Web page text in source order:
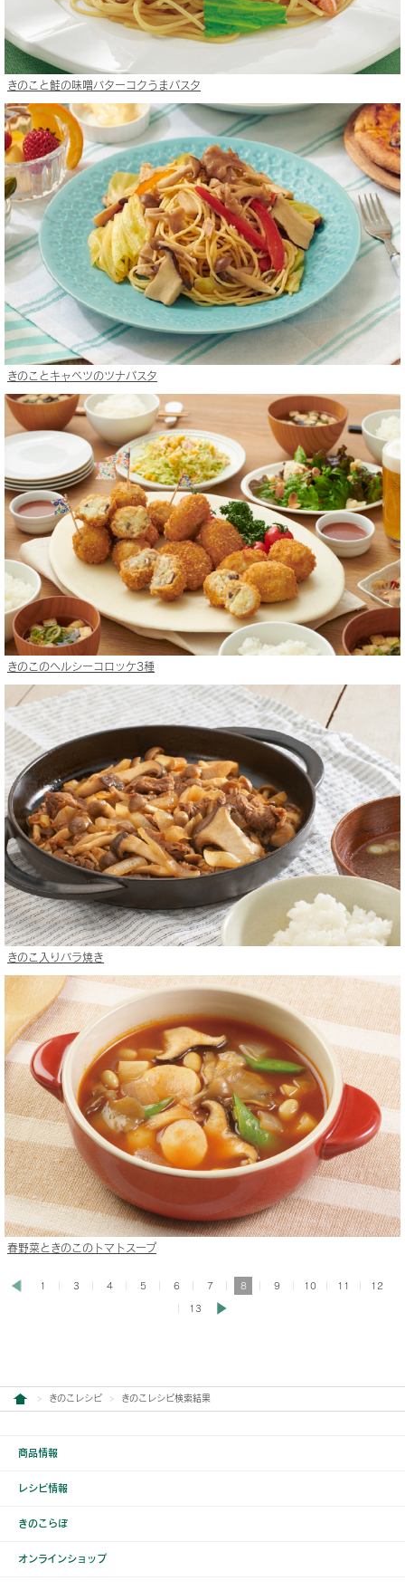
きのこと鮭の味噌バターコクうまパスタ
きのことキャベツのツナパスタ
きのこのヘルシーコロッケ3種
きのこ入りバラ焼き
春野菜ときのこのトマトスープ
1 3 4 5 6 7 8 9 10 11 12
13
きのこレシピ きのこレシピ検索結果
商品情報
レシピ情報
きのこらぼ
オンラインショップ